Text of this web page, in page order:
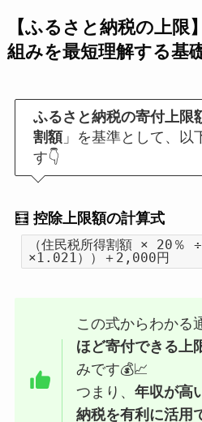
【ふるさと納税の上限
組みを最短理解する基
ふるさと納税の寄付上限
割額 」を基準として、以
す👇
🧮 控除上限額の計算式
（住民税所得割額 × 20％
×1.021））＋2,000円
この式からわかる
ほど寄付できる上
みです💰📈
つまり、年収が高
納税を有利に活用